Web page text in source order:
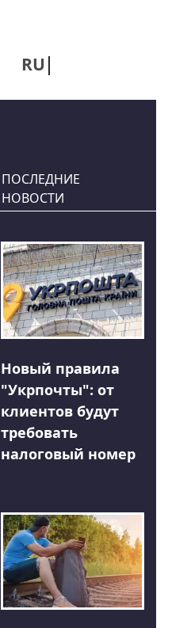
RU
ПОСЛЕДНИЕ
НОВОСТИ
Новый правила
"Укрпочты": от
клиентов будут
требовать
налоговый номер